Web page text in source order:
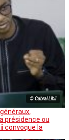
© Cabral Libii
présidence ou
convoque la